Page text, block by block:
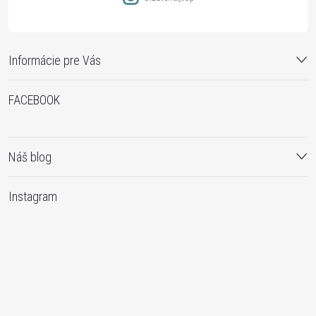
Informácie pre Vás
FACEBOOK
Náš blog
Instagram